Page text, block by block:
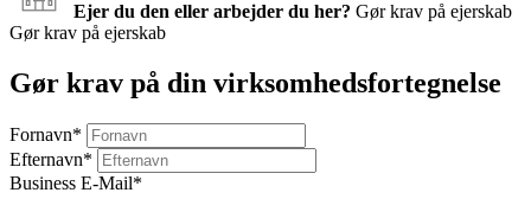
Ejer du den eller arbejder du her? Gør krav på ejerskab
Gør krav på ejerskab
Gør krav på din virksomhedsfortegnelse
Fornavn*
Efternavn*
Business E-Mail*